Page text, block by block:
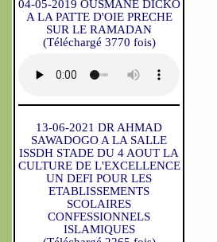
04-05-2019 OUSMANE DICKO
A LA PATTE D'OIE PRECHE
SUR LE RAMADAN
(Téléchargé 3770 fois)
13-06-2021 DR AHMAD
SAWADOGO A LA SALLE
ISSDH STADE DU 4 AOUT LA
CULTURE DE L'EXCELLENCE
UN DEFI POUR LES
ETABLISSEMENTS
SCOLAIRES
CONFESSIONNELS
ISLAMIQUES